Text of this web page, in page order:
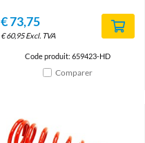
€73,75
€60,95 Excl. TVA
Code produit: 659423-HD
Comparer